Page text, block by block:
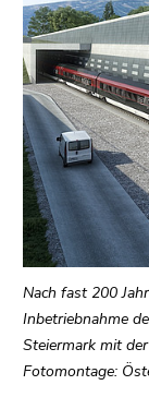
Sie diesen
Link.
Zum
Inhalt
(Zugriffstaste
1)
Zur
(Zugriffstaste
2)
Zur
(Zugriffstaste
Nach fast 200
Inbetriebnahme
Steiermark mit
Fotomontage: